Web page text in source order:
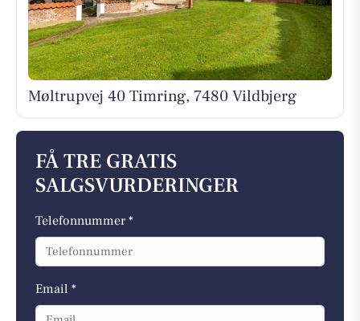
Møltrupvej 40 Timring, 7480 Vildbjerg
FÅ TRE GRATIS
SALGSVURDERINGER
Telefonnummer *
Email *